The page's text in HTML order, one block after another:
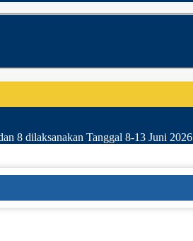
8 dilaksanakan Tanggal 8-13 Juni 2026